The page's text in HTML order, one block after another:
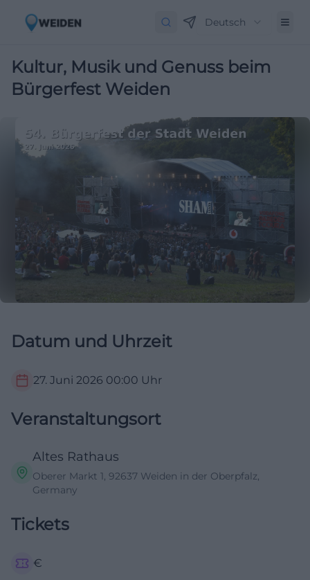
Deutsch
Kultur, Musik und Genuss beim
Bürgerfest Weiden
Datum und Uhrzeit
27. Juni 2026 00:00 Uhr
Veranstaltungsort
Altes Rathaus
Oberer Markt 1, 92637 Weiden in der Oberpfalz,
Germany
Tickets
€